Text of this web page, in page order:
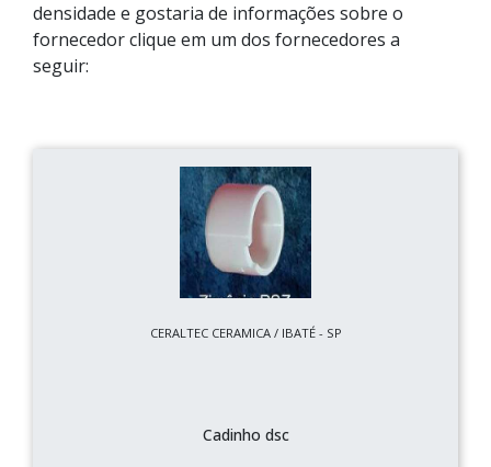
densidade e gostaria de informações sobre o
fornecedor clique em um dos fornecedores a
seguir:
CERALTEC CERAMICA / IBATÉ - SP
Cadinho dsc